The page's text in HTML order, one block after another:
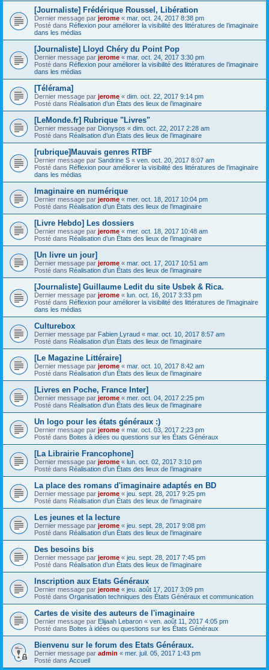
[Journaliste] Frédérique Roussel, Libération
Dernier message par jerome « mar. oct. 24, 2017 8:38 pm
Posté dans Réflexion pour améliorer la visibilité des littératures de l’imaginaire
dans les médias
[Journaliste] Lloyd Chéry du Point Pop
Dernier message par jerome « mar. oct. 24, 2017 3:30 pm
Posté dans Réflexion pour améliorer la visibilité des littératures de l’imaginaire
dans les médias
[Télérama]
Dernier message par jerome « dim. oct. 22, 2017 9:14 pm
Posté dans Réalisation d’un États des lieux de l’imaginaire
[LeMonde.fr] Rubrique "Livres"
Dernier message par Dionysos « dim. oct. 22, 2017 2:28 am
Posté dans Réalisation d’un États des lieux de l’imaginaire
[rubrique]Mauvais genres RTBF
Dernier message par Sandrine S « ven. oct. 20, 2017 8:07 am
Posté dans Réflexion pour améliorer la visibilité des littératures de l’imaginaire
dans les médias
Imaginaire en numérique
Dernier message par jerome « mer. oct. 18, 2017 10:04 pm
Posté dans Réalisation d’un États des lieux de l’imaginaire
[Livre Hebdo] Les dossiers
Dernier message par jerome « mer. oct. 18, 2017 10:48 am
Posté dans Réalisation d’un États des lieux de l’imaginaire
[Un livre un jour]
Dernier message par jerome « mar. oct. 17, 2017 10:51 am
Posté dans Réalisation d’un États des lieux de l’imaginaire
[Journaliste] Guillaume Ledit du site Usbek & Rica.
Dernier message par jerome « lun. oct. 16, 2017 3:33 pm
Posté dans Réflexion pour améliorer la visibilité des littératures de l’imaginaire
dans les médias
Culturebox
Dernier message par Fabien Lyraud « mar. oct. 10, 2017 8:57 am
Posté dans Réalisation d’un États des lieux de l’imaginaire
[Le Magazine Littéraire]
Dernier message par jerome « mar. oct. 10, 2017 8:42 am
Posté dans Réalisation d’un États des lieux de l’imaginaire
[Livres en Poche, France Inter]
Dernier message par jerome « mer. oct. 04, 2017 2:25 pm
Posté dans Réalisation d’un États des lieux de l’imaginaire
Un logo pour les états généraux :)
Dernier message par jerome « mar. oct. 03, 2017 2:23 pm
Posté dans Boites à idées ou questions sur les États Généraux
[La Librairie Francophone]
Dernier message par jerome « lun. oct. 02, 2017 3:10 pm
Posté dans Réalisation d’un États des lieux de l’imaginaire
La place des romans d'imaginaire adaptés en BD
Dernier message par jerome « jeu. sept. 28, 2017 9:25 pm
Posté dans Réalisation d’un États des lieux de l’imaginaire
Les jeunes et la lecture
Dernier message par jerome « jeu. sept. 28, 2017 9:08 pm
Posté dans Réalisation d’un États des lieux de l’imaginaire
Des besoins bis
Dernier message par jerome « jeu. sept. 28, 2017 7:45 pm
Posté dans Réalisation d’un États des lieux de l’imaginaire
Inscription aux Etats Généraux
Dernier message par jerome « jeu. août 17, 2017 3:09 pm
Posté dans Organisation techniques des États Généraux et communication
Cartes de visite des auteurs de l'imaginaire
Dernier message par Elijaah Lebaron « ven. août 11, 2017 4:05 pm
Posté dans Boites à idées ou questions sur les États Généraux
Bienvenu sur le forum des Etats Généraux.
Dernier message par admin « mer. juil. 05, 2017 1:43 pm
Posté dans Accueil